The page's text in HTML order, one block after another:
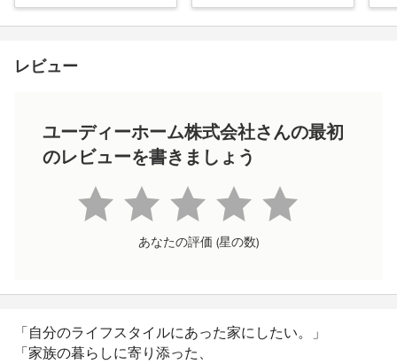
レビュー
ユーディーホーム株式会社さんの最初
のレビューを書きましょう
あなたの評価 (星の数)
「自分のライフスタイルにあった家にしたい。」
「家族の暮らしに寄り添った、